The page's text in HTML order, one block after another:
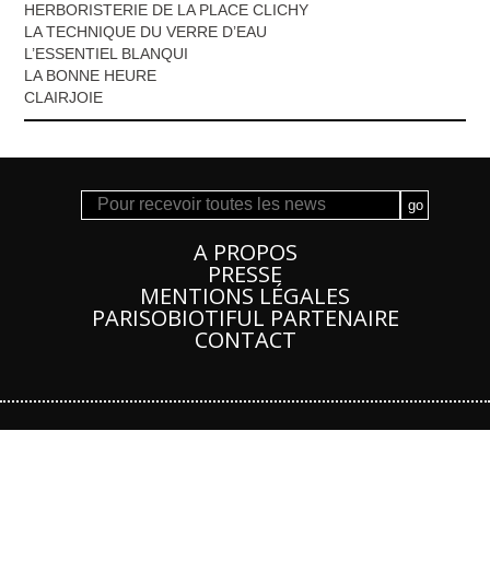
HERBORISTERIE DE LA PLACE CLICHY
LA TECHNIQUE DU VERRE D’EAU
L’ESSENTIEL BLANQUI
LA BONNE HEURE
CLAIRJOIE
A PROPOS
PRESSE
MENTIONS LÉGALES
PARISOBIOTIFUL PARTENAIRE
CONTACT